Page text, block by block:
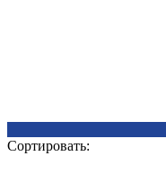
Сортировать: